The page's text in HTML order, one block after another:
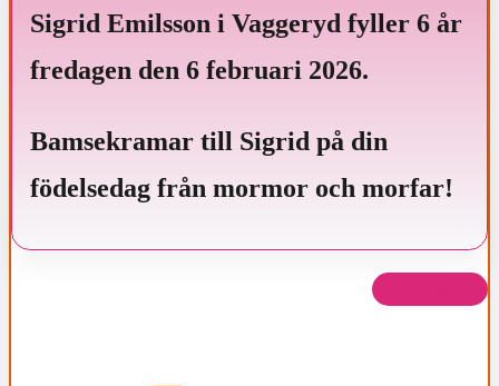
Sigrid Emilsson i Vaggeryd fyller 6 år
fredagen den 6 februari 2026.
Bamsekramar till Sigrid på din
födelsedag från mormor och morfar!